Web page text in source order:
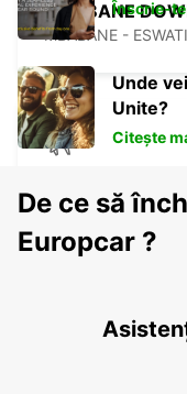
MBABANE
MBABANE -
KWAZULU NATAL -
Înscrie-
Unde
Unite?
Citește
De ce să
Europcar ?